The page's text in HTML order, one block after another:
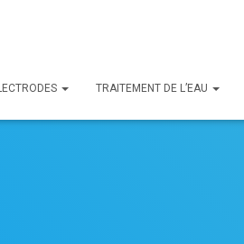
TRAITEMENT DE L’EAU